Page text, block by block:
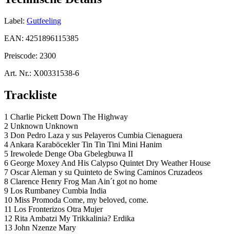
Label: Gutfeeling
EAN: 4251896115385
Preiscode: 2300
Art. Nr.: X00331538-6
Trackliste
1 Charlie Pickett Down The Highway
2 Unknown Unknown
3 Don Pedro Laza y sus Pelayeros Cumbia Cienaguera
4 Ankara Karaböcekler Tin Tin Tini Mini Hanim
5 Irewolede Denge Oba Gbelegbuwa II
6 George Moxey And His Calypso Quintet Dry Weather House
7 Oscar Aleman y su Quinteto de Swing Caminos Cruzadeos
8 Clarence Henry Frog Man Ain´t got no home
9 Los Rumbaney Cumbia India
10 Miss Promoda Come, my beloved, come.
11 Los Fronterizos Otra Mujer
12 Rita Ambatzi My Trikkalinia? Erdika
13 John Nzenze Mary